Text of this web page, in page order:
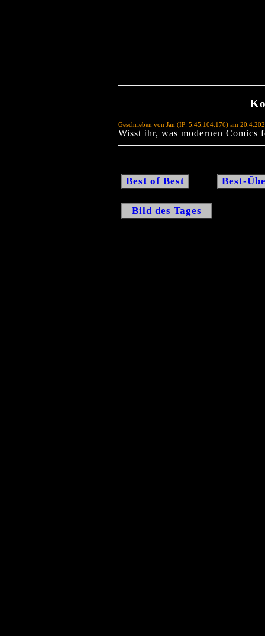
Geschrieben von Jan (IP: 5.45.104.176) am
Wisst ihr, was modernen Comics
Best of Best Best-
Bild des Tages